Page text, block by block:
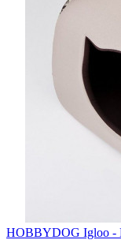
HOBBYDOG Igloo -